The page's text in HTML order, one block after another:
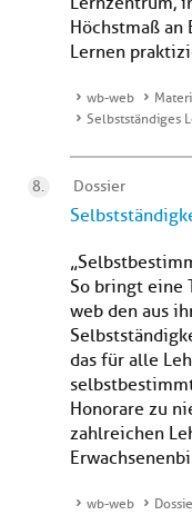
Höchstmaß
Lernen
wb-web
Selbstständiges
Dossier
So bringt eine
web den aus
das für alle
Honorare zu
zahlreichen
wb-web